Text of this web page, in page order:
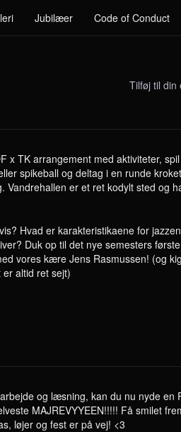
Jubilæer Code of Conduct
Tilføj til din
x TK arrangement med aktiviteter,
spikeball og deltag i en runde
er et ret kodylt sted og
Hvad er karakteristikaene for
Duk op til det nye semesters
vores kære Jens Rasmussen! (og
altid ret sejt)
og læsning, kan du nu nyde en
MAJREVYYEEN!!!!! Få smilet
løjer og fest er på vej! <3